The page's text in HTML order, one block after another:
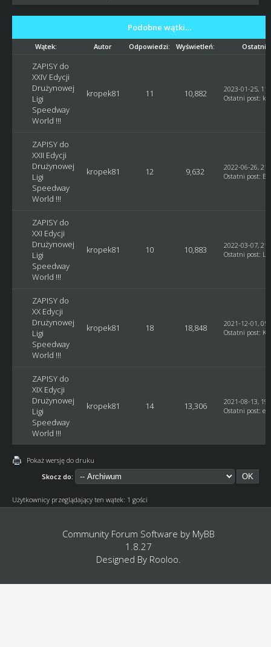
Podobne wątki…
Wątek: Autor Odpowiedzi: Wyświetleń: Ostatni
ZAPISY do
XXIV Edycji
Drużynowej
Ligi
Speedway
World !!!
kropek81 11 10,882
2023-01-25,
Ostatni post:
ZAPISY do
XXII Edycji
Drużynowej
Ligi
Speedway
World !!!
kropek81 12 9,632
2022-06-26,
Ostatni post:
ZAPISY do
XXI Edycji
Drużynowej
Ligi
Speedway
World !!!
kropek81 10 10,883
2022-03-07,
Ostatni post:
ZAPISY do
XX Edycji
Drużynowej
Ligi
Speedway
World !!!
kropek81 18 18,848
2021-12-01,
Ostatni post:
ZAPISY do
XIX Edycji
Drużynowej
Ligi
Speedway
World !!!
kropek81 14 13,306
2021-08-13,
Ostatni post:
Pokaż wersję do druku
Skocz do:
Użytkownicy przeglądający ten wątek: 1 gości
Community Forum Software by MyBB
1.8.27
Designed By Rooloo.